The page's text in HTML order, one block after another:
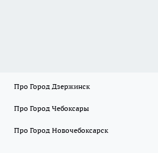
Про Город Дзержинск
Про Город Чебоксары
Про Город Новочебоксарск